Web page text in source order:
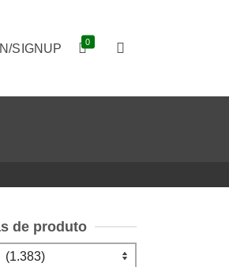
SIGNUP 0
de produto